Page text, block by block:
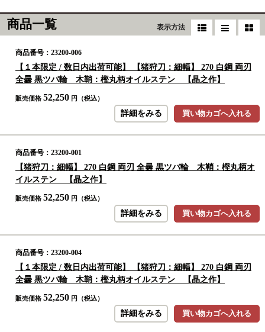
商品一覧 表示方法
商品番号：23200-006
【１本限定 / 数日内出荷可能】 【猪狩刀：細幅】 270 白鋼 両刃
全曇 黒ツバ輪 木鞘：樫丸柄オイルステン 【晶之作】
販売価格 52,250 円（税込）
買い物カゴへ入れる
詳細をみる
商品番号：23200-001
【猪狩刀：細幅】 270 白鋼 両刃 全曇 黒ツバ輪 木鞘：樫丸柄オ
イルステン 【晶之作】
販売価格 52,250 円（税込）
買い物カゴへ入れる
詳細をみる
商品番号：23200-004
【１本限定 / 数日内出荷可能】 【猪狩刀：細幅】 270 白鋼 両刃
全曇 黒ツバ輪 木鞘：樫丸柄オイルステン 【晶之作】
販売価格 52,250 円（税込）
買い物カゴへ入れる
詳細をみる